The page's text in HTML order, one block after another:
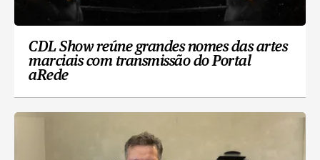
CDL Show reúne grandes nomes das artes
marciais com transmissão do Portal
aRede